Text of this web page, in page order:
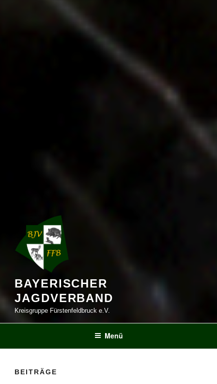
BAYERISCHER
JAGDVERBAND
Kreisgruppe Fürstenfeldbruck e.V.
Menü
BEITRÄGE